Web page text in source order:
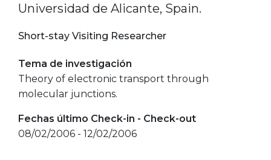
Universidad de Alicante, Spain.
Short-stay Visiting Researcher
Tema de investigación
Theory of electronic transport through
molecular junctions.
Fechas último Check-in - Check-out
08/02/2006 - 12/02/2006